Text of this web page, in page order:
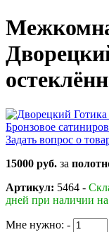
Задать вопрос о
15000 руб. за
Артикул: 5464 -
дней при наличии на
Мне нужно: -